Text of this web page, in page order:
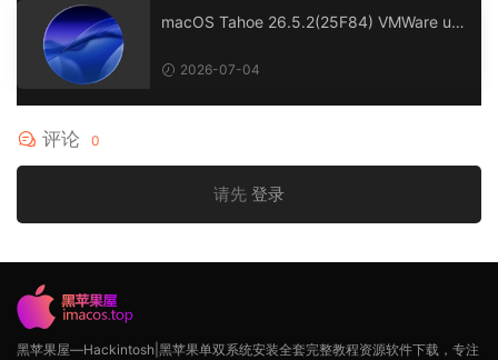
macOS Tahoe 26.5.2(25F84) VMWare unl
解锁补丁版)
2026-07-04
评论 0
请先 登录
黑苹果屋—Hackintosh|黑苹果单双系统安装全套完整教程资源软件下载，专注